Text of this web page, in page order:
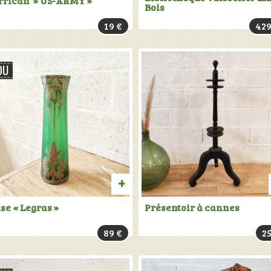
PANIER
19 €
Bois
429
PRODUIT
+
« Legras »
89 €
Présentoir à cannes
25